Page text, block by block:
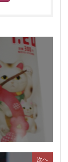
次へ